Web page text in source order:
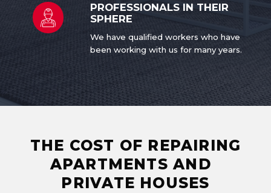
PROFESSIONALSIN THEIR
SPHERE
We have qualified workers who have
been working with us for many years.
THE COST OF REPAIRING
APARTMENTS AND
PRIVATE HOUSES